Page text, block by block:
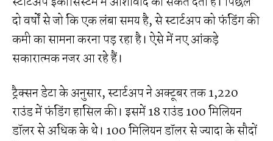
दो वर्षों से जो कि एक लंबा समय है, से स्टार्टअप को फंडिंग की
कमी का सामना करना पड़ रहा है। ऐसे में नए आंकड़े
सकारात्मक नजर आ रहे हैं।
ट्रैक्सन डेटा के अनुसार, स्टार्टअप ने अक्टूबर तक 1,220
राउंड में फंडिंग हासिल की। इसमें 18 राउंड 100 मिलियन
डॉलर से अधिक के थे। 100 मिलियन डॉलर से ज्यादा के सौदों